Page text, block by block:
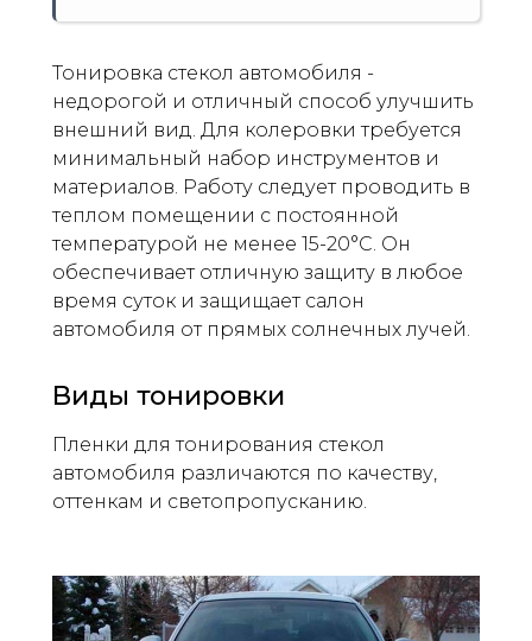
Тонировка стекол автомобиля -
недорогой и отличный способ улучшить
внешний вид. Для колеровки требуется
минимальный набор инструментов и
материалов. Работу следует проводить в
теплом помещении с постоянной
температурой не менее 15-20°C. Он
обеспечивает отличную защиту в любое
время суток и защищает салон
автомобиля от прямых солнечных лучей.
Виды тонировки
Пленки для тонирования стекол
автомобиля различаются по качеству,
оттенкам и светопропусканию.